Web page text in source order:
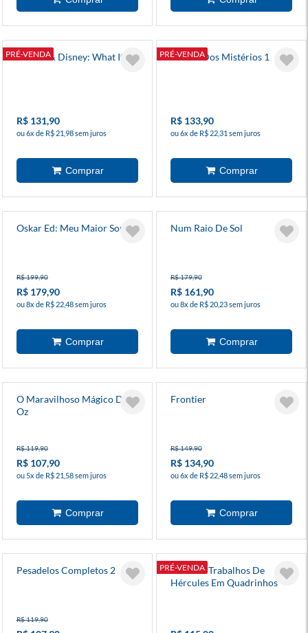
PRÉ-VENDA
Marvel & Disney: What If?
R$ 131,90
ou 6x de R$ 21,98 sem juros
PRÉ-VENDA
A Casa Dos Mistérios 1
R$ 133,90
ou 6x de R$ 22,31 sem juros
Oskar Ed: Meu Maior Sonho
R$ 199,90
R$ 179,90
ou 8x de R$ 22,48 sem juros
Num Raio De Sol
R$ 179,90
R$ 161,90
ou 8x de R$ 20,23 sem juros
O Maravilhoso Mágico De
Oz
R$ 119,90
R$ 107,90
ou 5x de R$ 21,58 sem juros
Frontier
R$ 149,90
R$ 134,90
ou 6x de R$ 22,48 sem juros
Pesadelos Completos 2
R$ 119,90
PRÉ-VENDA
Os Doze Trabalhos De
Hércules Em Quadrinhos